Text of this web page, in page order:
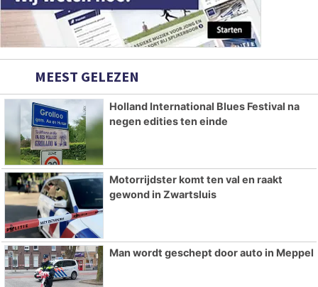
MEEST GELEZEN
Holland International Blues Festival na
negen edities ten einde
Motorrijdster komt ten val en raakt
gewond in Zwartsluis
Man wordt geschept door auto in Meppel